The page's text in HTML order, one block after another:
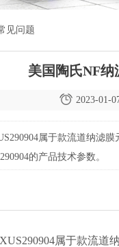
见问题
美国陶氏NF纳
2023-01-
属于款流道纳滤
的产品技术参数。
属于款流